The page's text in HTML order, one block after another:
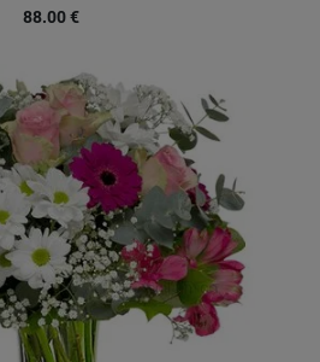
88.00 €